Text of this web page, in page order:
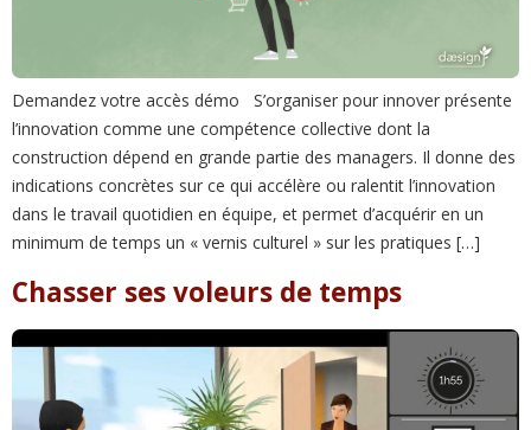
Demandez votre accès démo S’organiser pour innover présente
l’innovation comme une compétence collective dont la
construction dépend en grande partie des managers. Il donne des
indications concrètes sur ce qui accélère ou ralentit l’innovation
dans le travail quotidien en équipe, et permet d’acquérir en un
minimum de temps un « vernis culturel » sur les pratiques […]
Chasser ses voleurs de temps